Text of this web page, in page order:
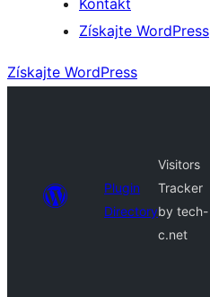
Kontakt
Získajte WordPress
Získajte WordPress
Plugin
Directory
Visitors
Tracker
by tech-
c.net